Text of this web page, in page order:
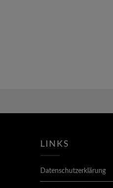
LINKS
Datenschutzerklärung